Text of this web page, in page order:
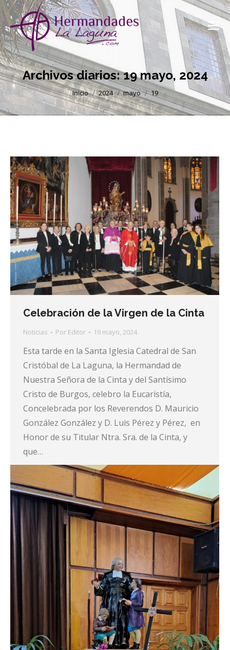
Archivos diarios:19 mayo, 2024
Estás aquí:
Inicio 2024 mayo 19
Celebración de la Virgen de la Cinta
Noticias Por Editor 19 mayo, 2024
Esta tarde en la Santa Iglesia Catedral de San
Cristóbal de La Laguna, la Hermandad de
Nuestra Señora de la Cinta y del Santísimo
Cristo de Burgos, celebro la Eucaristía,
Concelebrada por los Reverendos D. Mauricio
González González y D. Luis Pérez y Pérez, en
Honor de su Titular Ntra. Sra. de la Cinta, y
que…